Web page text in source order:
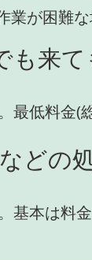
業が困難
も来
最低料金(
どの
基本は料